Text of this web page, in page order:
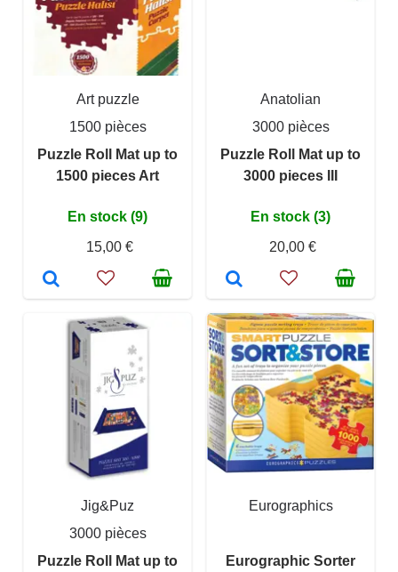
Art puzzle
1500 pièces
Puzzle Roll Mat up to
1500 pieces Art
En stock (9)
15,00 €
Anatolian
3000 pièces
Puzzle Roll Mat up to
3000 pieces III
En stock (3)
20,00 €
Jig&Puz
3000 pièces
Puzzle Roll Mat up to
Eurographics
Eurographic Sorter